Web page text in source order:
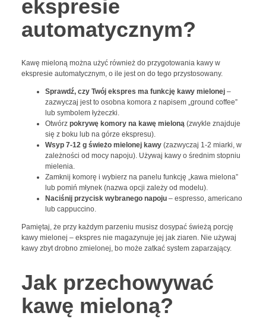
ekspresie
automatycznym?
Kawę mieloną można użyć również do przygotowania kawy w
ekspresie automatycznym, o ile jest on do tego przystosowany.
Sprawdź, czy Twój ekspres ma funkcję kawy mielonej –
zazwyczaj jest to osobna komora z napisem „ground coffee”
lub symbolem łyżeczki.
Otwórz pokrywę komory na kawę mieloną(zwykle znajduje
się z boku lub na górze ekspresu).
Wsyp 7-12 g świeżo mielonej kawy(zazwyczaj 1-2 miarki, w
zależności od mocy napoju). Używaj kawy o średnim stopniu
mielenia.
Zamknij komorę i wybierz na panelu funkcję „kawa mielona”
lub pomiń młynek (nazwa opcji zależy od modelu).
Naciśnij przycisk wybranego napoju – espresso, americano
lub cappuccino.
Pamiętaj, że przy każdym parzeniu musisz dosypać świeżą porcję
kawy mielonej – ekspres nie magazynuje jej jak ziaren. Nie używaj
kawy zbyt drobno zmielonej, bo może zatkać system zaparzający.
Jak przechowywać
kawę mieloną?